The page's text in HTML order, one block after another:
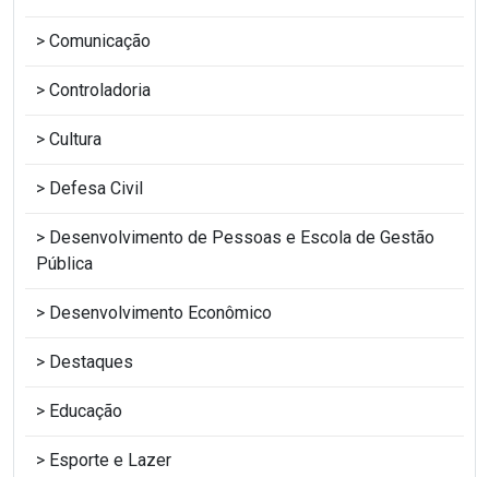
Comunicação
Controladoria
Cultura
Defesa Civil
Desenvolvimento de Pessoas e Escola de Gestão
Pública
Desenvolvimento Econômico
Destaques
Educação
Esporte e Lazer